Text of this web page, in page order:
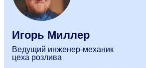
Игорь Миллер
Ведущий инженер-механик
цеха розлива